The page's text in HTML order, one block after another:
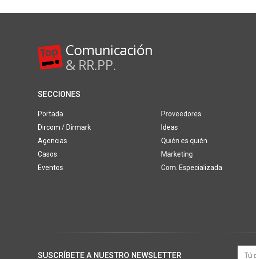
Comunicación
& RR.PP.
SECCIONES
Portada
Dircom / Dirmark
Agencias
Casos
Eventos
Proveedores
Ideas
Quién es quién
Marketing
Com. Especializada
SUSCRÍBETE A NUESTRO NEWSLETTER